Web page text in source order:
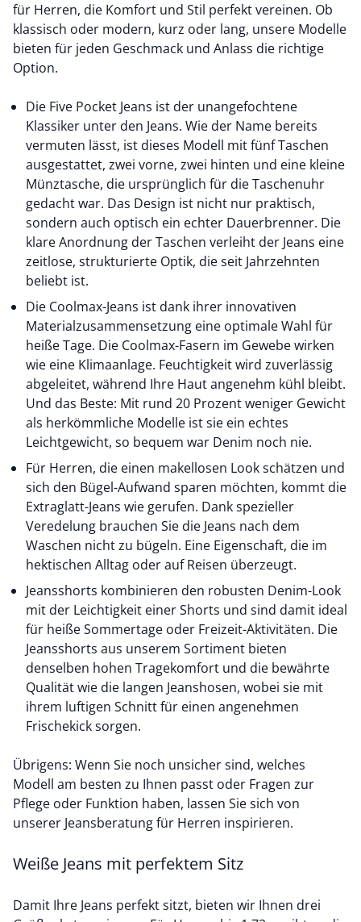
für Herren, die Komfort und Stil perfekt vereinen. Ob
klassisch oder modern, kurz oder lang, unsere Modelle
bieten für jeden Geschmack und Anlass die richtige
Option.
Die Five Pocket Jeans ist der unangefochtene
Klassiker unter den Jeans. Wie der Name bereits
vermuten lässt, ist dieses Modell mit fünf Taschen
ausgestattet, zwei vorne, zwei hinten und eine kleine
Münztasche, die ursprünglich für die Taschenuhr
gedacht war. Das Design ist nicht nur praktisch,
sondern auch optisch ein echter Dauerbrenner. Die
klare Anordnung der Taschen verleiht der Jeans eine
zeitlose, strukturierte Optik, die seit Jahrzehnten
beliebt ist.
Die Coolmax-Jeans ist dank ihrer innovativen
Materialzusammensetzung eine optimale Wahl für
heiße Tage. Die Coolmax-Fasern im Gewebe wirken
wie eine Klimaanlage. Feuchtigkeit wird zuverlässig
abgeleitet, während Ihre Haut angenehm kühl bleibt.
Und das Beste: Mit rund 20 Prozent weniger Gewicht
als herkömmliche Modelle ist sie ein echtes
Leichtgewicht, so bequem war Denim noch nie.
Für Herren, die einen makellosen Look schätzen und
sich den Bügel-Aufwand sparen möchten, kommt die
Extraglatt-Jeans wie gerufen. Dank spezieller
Veredelung brauchen Sie die Jeans nach dem
Waschen nicht zu bügeln. Eine Eigenschaft, die im
hektischen Alltag oder auf Reisen überzeugt.
Jeansshorts kombinieren den robusten Denim-Look
mit der Leichtigkeit einer Shorts und sind damit ideal
für heiße Sommertage oder Freizeit-Aktivitäten. Die
Jeansshorts aus unserem Sortiment bieten
denselben hohen Tragekomfort und die bewährte
Qualität wie die langen Jeanshosen, wobei sie mit
ihrem luftigen Schnitt für einen angenehmen
Frischekick sorgen.
Übrigens: Wenn Sie noch unsicher sind, welches
Modell am besten zu Ihnen passt oder Fragen zur
Pflege oder Funktion haben, lassen Sie sich von
unserer Jeansberatung für Herren inspirieren.
Weiße Jeans mit perfektem Sitz
Damit Ihre Jeans perfekt sitzt, bieten wir Ihnen drei